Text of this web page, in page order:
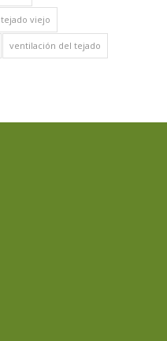
tejado viejo
ventilación del tejado